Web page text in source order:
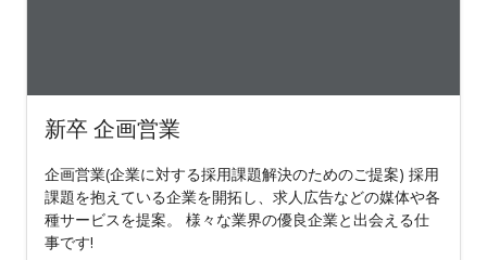
新卒 企画営業
企画営業(企業に対する採用課題解決のためのご提案) 採用
課題を抱えている企業を開拓し、求人広告などの媒体や各
種サービスを提案。 様々な業界の優良企業と出会える仕
事です!